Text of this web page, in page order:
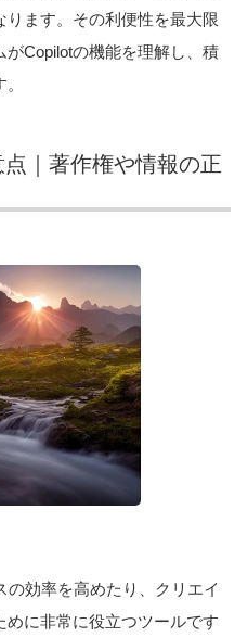
ます。その利便性を最大限
Copilotの機能を理解し、積
｜著作権や情報の正
の効率を高めたり、クリエイ
に非常に役立つツールです